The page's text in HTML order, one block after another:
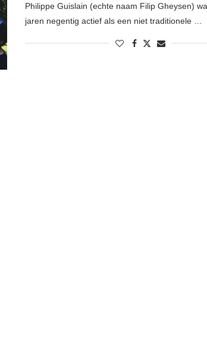
Philippe Guislain (echte naam Filip Gheysen)
jaren negentig actief als een niet traditionele …